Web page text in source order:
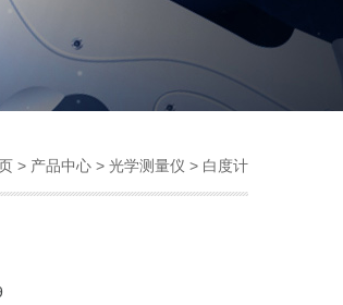
> 产品中心 > 光学测量仪 > 白度计